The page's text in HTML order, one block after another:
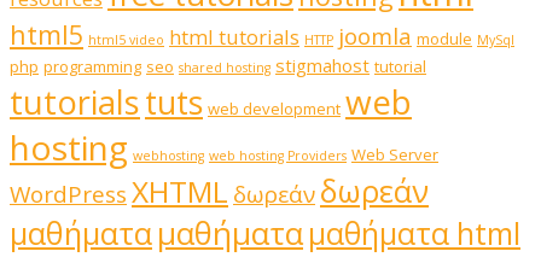
html5 html5 video html tutorials HTTP joomla module MySql
php programming seo shared hosting stigmahost tutorial
tutorialstuts web development web
hosting webhosting web hosting Providers Web Server
WordPressXHTML δωρεάνδωρεάν
μαθήματαμαθήματαμαθήματα html